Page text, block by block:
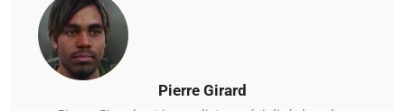
Pierre Girard